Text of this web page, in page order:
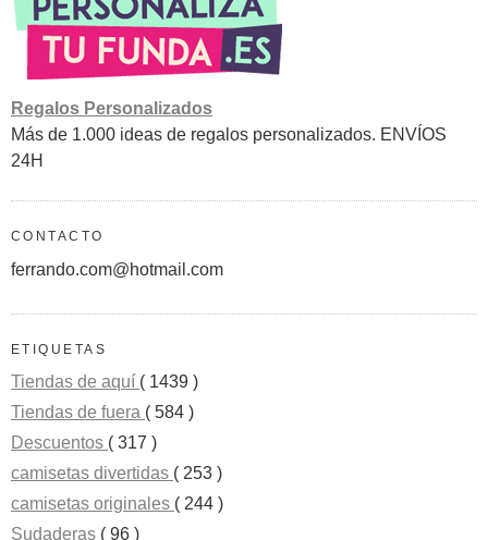
Regalos Personalizados
Más de 1.000 ideas de regalos personalizados. ENVÍOS
24H
CONTACTO
ferrando.com@hotmail.com
ETIQUETAS
Tiendas de aquí ( 1439 )
Tiendas de fuera ( 584 )
Descuentos ( 317 )
camisetas divertidas ( 253 )
camisetas originales ( 244 )
Sudaderas ( 96 )